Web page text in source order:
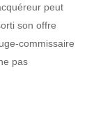
peut
son offre
commissaire
pas